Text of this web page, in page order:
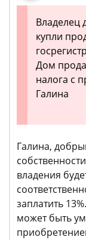
Владелец
купли
Дом
налога с
Галина
Галина,
владения
заплатить
может быть